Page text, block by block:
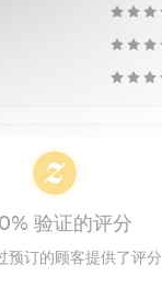
验证的评分
预订的顾客提供了评分